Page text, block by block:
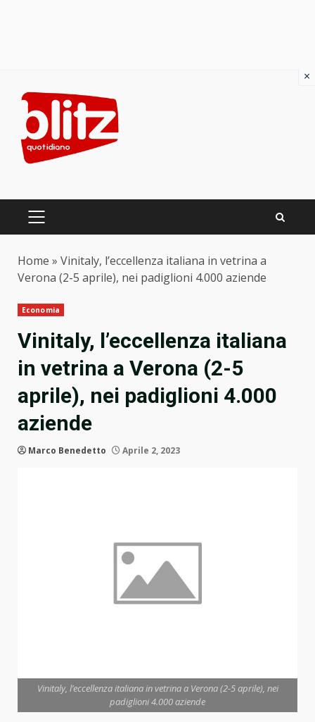
content
PRIMARY
Home » Vinitaly, l’eccellenza italiana in vetrina a
Verona (2-5 aprile), nei padiglioni 4.000 aziende
Economia
Vinitaly, l’eccellenza italiana
in vetrina a Verona (2-5
aprile), nei padiglioni 4.000
aziende
Marco Benedetto Aprile 2, 2023
Vinitaly, l’eccellenza italiana in vetrina a Verona (2-5 aprile), nei
padiglioni 4.000 aziende
×